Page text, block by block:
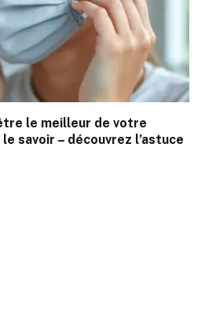
le meilleur de votre
savoir – découvrez l’astuce